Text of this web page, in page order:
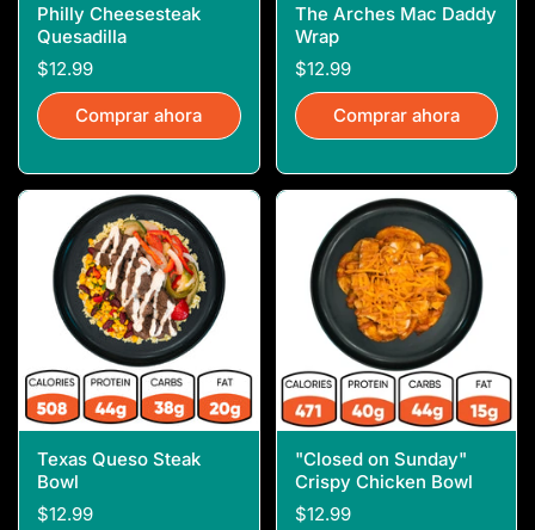
Philly Cheesesteak
Quesadilla
$12.99
Comprar ahora
The Arches Mac Daddy
Wrap
$12.99
Comprar ahora
Texas Queso Steak
Bowl
$12.99
"Closed on Sunday"
Crispy Chicken Bowl
$12.99